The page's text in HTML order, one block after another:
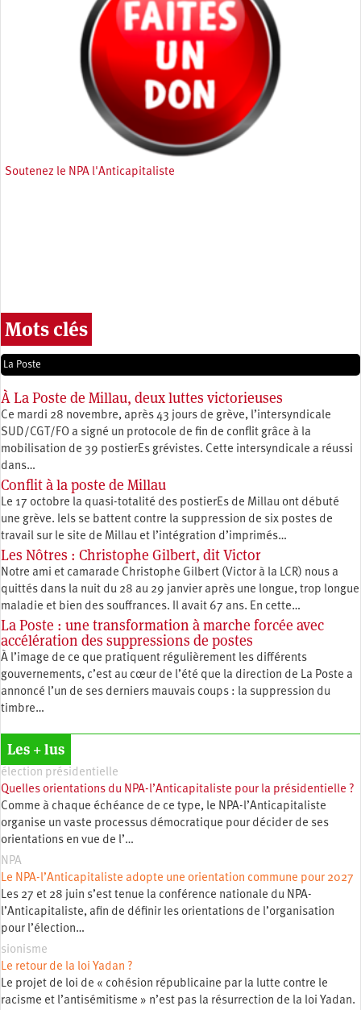
Soutenez le NPA l'Anticapitaliste
Mots clés
La Poste
À La Poste de Millau, deux luttes victorieuses
Ce mardi 28 novembre, après 43 jours de grève, l’intersyndicale
SUD/CGT/FO a signé un protocole de fin de conflit grâce à la
mobilisation de 39 postierEs grévistes. Cette intersyndicale a réussi
dans…
Conflit à la poste de Millau
Le 17 octobre la quasi-totalité des postierEs de Millau ont débuté
une grève. Iels se battent contre la suppression de six postes de
travail sur le site de Millau et l’intégration d’imprimés…
Les Nôtres : Christophe Gilbert, dit Victor
Notre ami et camarade Christophe Gilbert (Victor à la LCR) nous a
quittés dans la nuit du 28 au 29 janvier après une longue, trop longue
maladie et bien des souffrances. Il avait 67 ans. En cette…
La Poste : une transformation à marche forcée avec
accélération des suppressions de postes
À l’image de ce que pratiquent régulièrement les différents
gouvernements, c’est au cœur de l’été que la direction de La Poste a
annoncé l’un de ses derniers mauvais coups : la suppression du
timbre…
Les + lus
élection présidentielle
Quelles orientations du NPA-l’Anticapitaliste pour la présidentielle ?
Comme à chaque échéance de ce type, le NPA-l’Anticapitaliste
organise un vaste processus démocratique pour décider de ses
orientations en vue de l’…
NPA
Le NPA-l’Anticapitaliste adopte une orientation commune pour 2027
Les 27 et 28 juin s’est tenue la conférence nationale du NPA-
l’Anticapitaliste, afin de définir les orientations de l’organisation
pour l’élection…
sionisme
Le retour de la loi Yadan ?
Le projet de loi de « cohésion républicaine par la lutte contre le
racisme et l’antisémitisme » n’est pas la résurrection de la loi Yadan.